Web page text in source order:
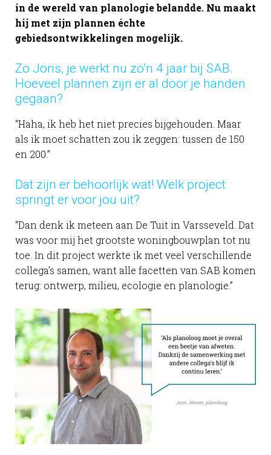
in de wereld van planologie belandde. Nu maakt
hij met zijn plannen échte
gebiedsontwikkelingen mogelijk.
Zo Joris, je werkt nu zo’n 4 jaar bij SAB.
Hoeveel plannen zijn er al door je handen
gegaan?
“Haha, ik heb het niet precies bijgehouden. Maar
als ik moet schatten zou ik zeggen: tussen de 150
en 200.”
Dat zijn er behoorlijk wat! Welk project
springt er voor jou uit?
“Dan denk ik meteen aan De Tuit in Varsseveld. Dat
was voor mij het grootste woningbouwplan tot nu
toe. In dit project werkte ik met veel verschillende
collega’s samen, want alle facetten van SAB komen
terug: ontwerp, milieu, ecologie en planologie.”